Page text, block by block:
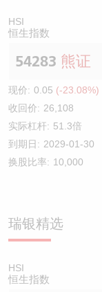
HSI
恒生指数
54283 熊证
现价: 0.05 (-23.08%)
收回价: 26,108
实际杠杆: 51.3倍
到期日: 2029-01-30
换股比率: 10,000
瑞银精选
HSI
恒生指数